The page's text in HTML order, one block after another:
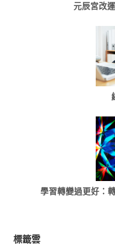
元辰宮改
學習轉變過更好：
標籤雲